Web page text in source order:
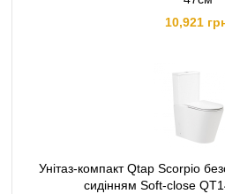
10,921
Унітаз-компакт Qtap Scorpio
сидінням Soft-close